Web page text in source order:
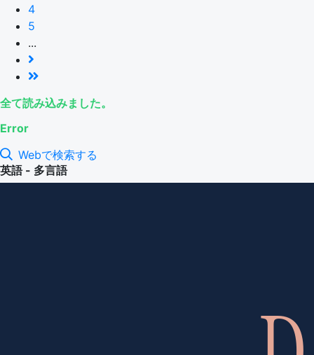
4
5
...
全て読み込みました。
Error
Webで検索する
英語 - 多言語